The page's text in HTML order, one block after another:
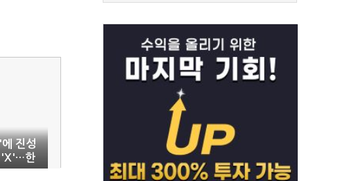
진성
'X'…한